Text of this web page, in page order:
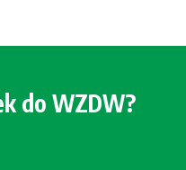
do WZDW?